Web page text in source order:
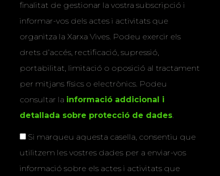
finalitat de gestionar la vostra subscripció i
informar-vos dels actes i activitats que
organitza la Xarxa Vives. Podeu exercir els
drets d’accés, rectificació, supressió,
portabilitat, limitació o oposició al tractament
per mitjans físics o electrònics. Podeu
consultar la informació addicional i
detallada sobre protecció de dades.
Si marqueu aquesta casella, consentiu que
utilitzem les vostres dades per a enviar-vos
informació sobre els actes i activitats que